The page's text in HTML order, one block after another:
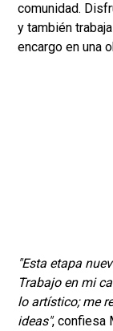
comunidad.
y también
encargo en una
"Esta etapa
Trabajo en mi
lo artístico; me
ideas", confiesa